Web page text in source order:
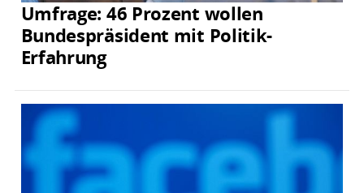
Umfrage: 46 Prozent wollen
Bundespräsident mit Politik-
Erfahrung